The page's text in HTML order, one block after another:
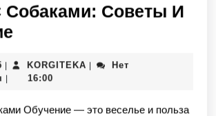
Собаками: Советы И
| KORGITEKA |
Нет
| 16:00